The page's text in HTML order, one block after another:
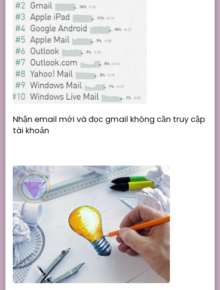
Nhận email mới và đọc gmail không cần truy cập
tài khoản